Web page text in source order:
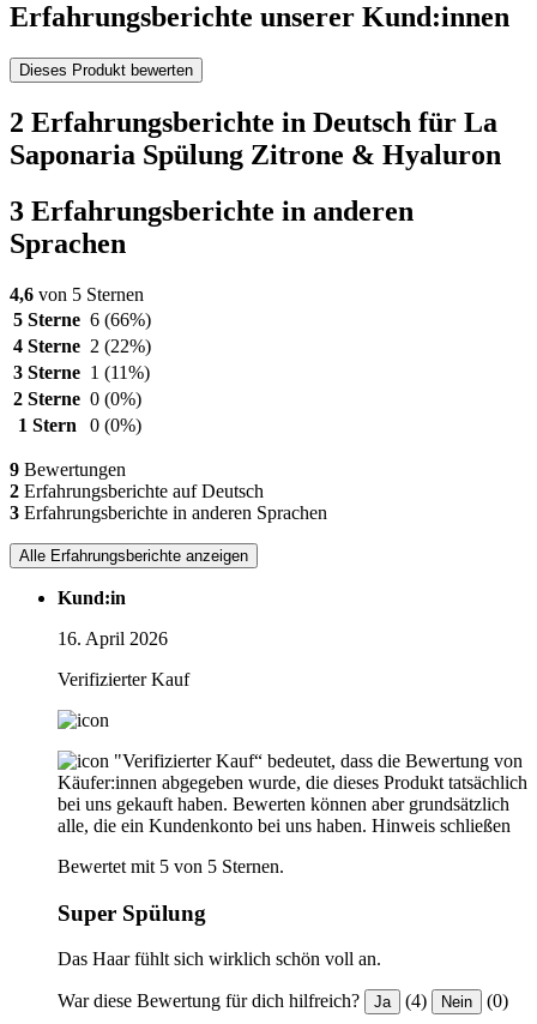
Erfahrungsberichte unserer Kund:innen
Dieses Produkt bewerten
2 Erfahrungsberichte in Deutsch für La
Saponaria Spülung Zitrone & Hyaluron
3 Erfahrungsberichte in anderen
Sprachen
4,6 von 5 Sternen
5 Sterne 6 (66%)
4 Sterne 2 (22%)
3 Sterne 1 (11%)
2 Sterne 0 (0%)
1 Stern
0 (0%)
9 Bewertungen
2 Erfahrungsberichte auf Deutsch
3 Erfahrungsberichte in anderen Sprachen
Alle Erfahrungsberichte anzeigen
Kund:in
16. April 2026
Verifizierter Kauf
"Verifizierter Kauf“ bedeutet, dass die Bewertung von
Käufer:innen abgegeben wurde, die dieses Produkt tatsächlich
bei uns gekauft haben. Bewerten können aber grundsätzlich
alle, die ein Kundenkonto bei uns haben. Hinweis schließen
Bewertet mit 5 von 5 Sternen.
Super Spülung
Das Haar fühlt sich wirklich schön voll an.
War diese Bewertung für dich hilfreich? Ja (4) Nein (0)